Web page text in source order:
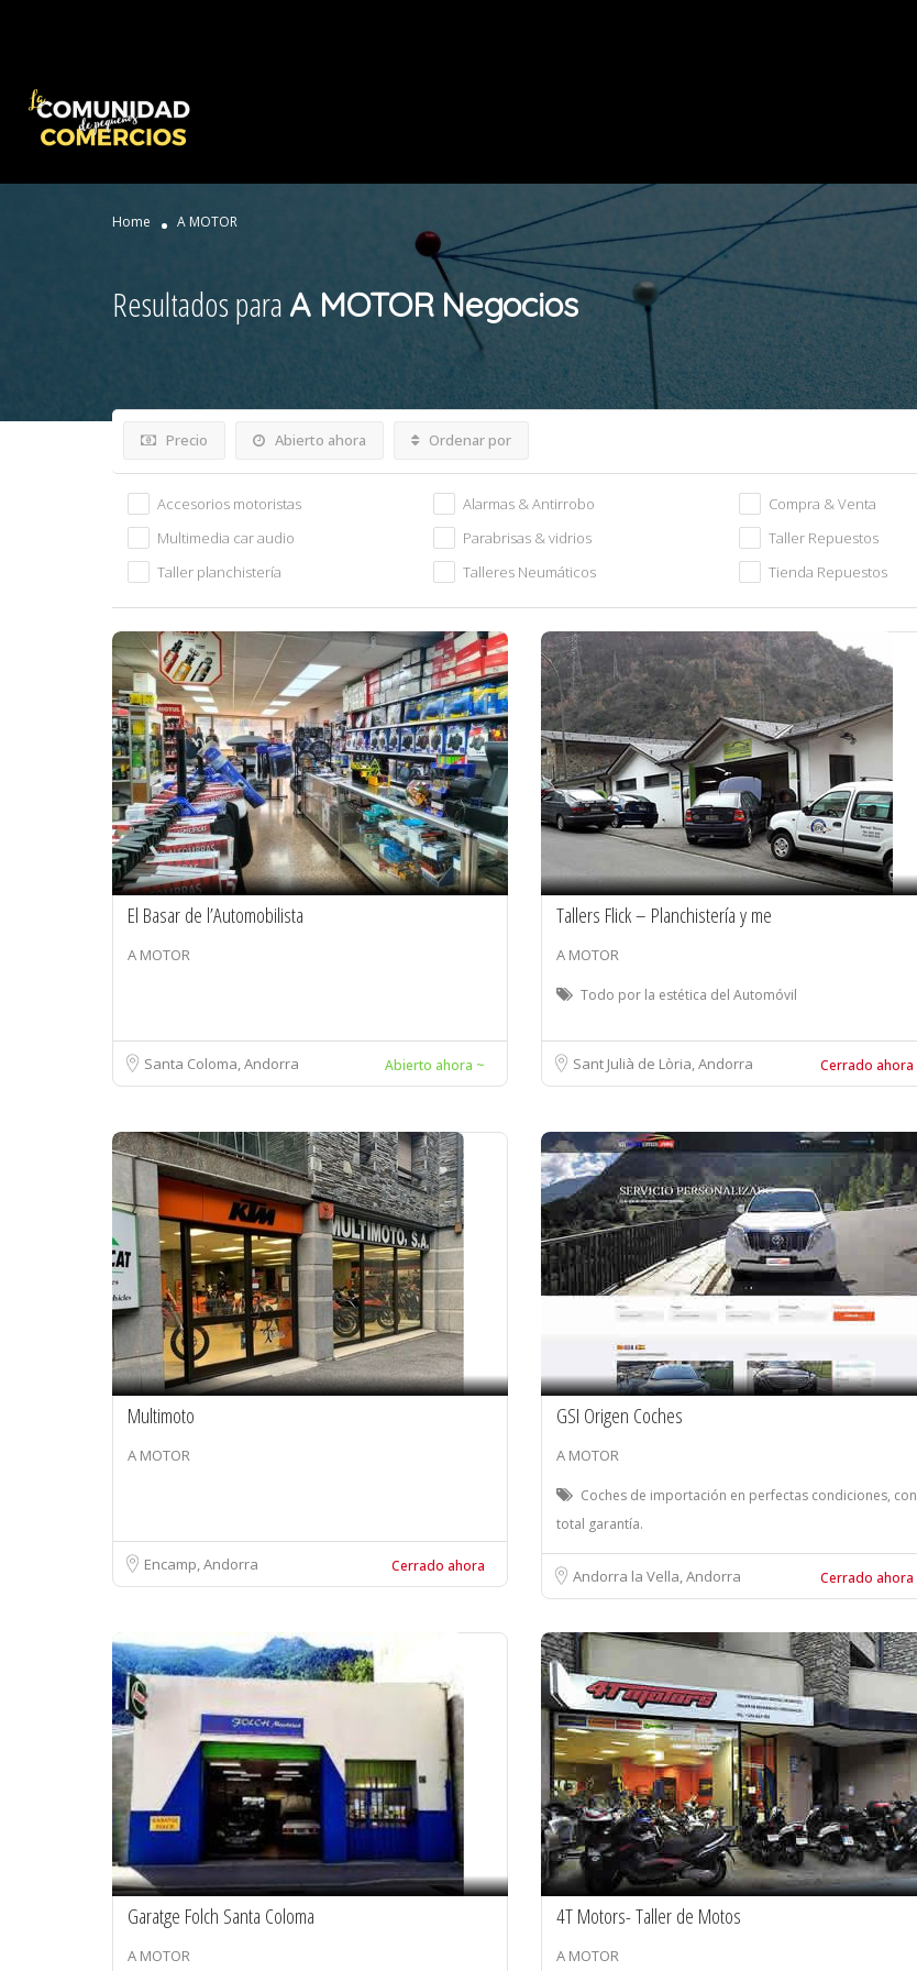
Home A MOTOR
Resultados paraA MOTOR Negocios
Precio Abierto ahora Ordenar por
Accesorios motoristas Alarmas & Antirrobo Compra & Venta
Multimedia car audio
Parabrisas & vidrios Taller Repuestos
Taller planchistería
Talleres Neumáticos Tienda Repuestos
El Basar de l’Automobilista
A MOTOR
Santa Coloma, Andorra Abierto ahora ~
Tallers Flick – Planchistería y me
A MOTOR
Todo por la estética del Automóvil
Sant Julià de Lòria, Andorra Cerrado ahora
Multimoto
A MOTOR
Encamp, Andorra Cerrado ahora
GSI Origen Coches
A MOTOR
Coches de importación en perfectas condiciones, con
total garantía.
Andorra la Vella, Andorra Cerrado ahora
Garatge Folch Santa Coloma
A MOTOR
4T Motors- Taller de Motos
A MOTOR